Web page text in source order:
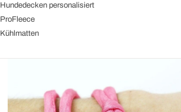
Hundedecken personalisiert
ProFleece
Kühlmatten